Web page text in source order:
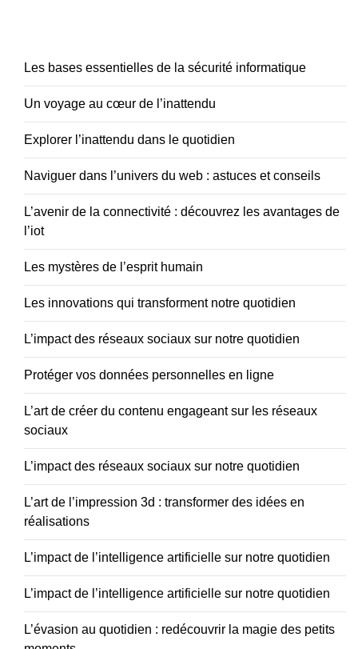
Les bases essentielles de la sécurité informatique
Un voyage au cœur de l’inattendu
Explorer l’inattendu dans le quotidien
Naviguer dans l’univers du web : astuces et conseils
L’avenir de la connectivité : découvrez les avantages de
l’iot
Les mystères de l’esprit humain
Les innovations qui transforment notre quotidien
L’impact des réseaux sociaux sur notre quotidien
Protéger vos données personnelles en ligne
L’art de créer du contenu engageant sur les réseaux
sociaux
L’impact des réseaux sociaux sur notre quotidien
L’art de l’impression 3d : transformer des idées en
réalisations
L’impact de l’intelligence artificielle sur notre quotidien
L’impact de l’intelligence artificielle sur notre quotidien
L’évasion au quotidien : redécouvrir la magie des petits